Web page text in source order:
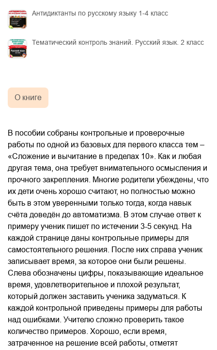
Антидиктанты по русскому языку 1-4 класс
Тематический контроль знаний. Русский язык. 2 класс
О книге
В пособии собраны контрольные и проверочные
работы по одной из базовых для первого класса тем –
«Сложение и вычитание в пределах 10». Как и любая
другая тема, она требует внимательного осмысления и
прочного закрепления. Многие родители убеждены, что
их дети очень хорошо считают, но полностью можно
быть в этом уверенными только тогда, когда навык
счёта доведён до автоматизма. В этом случае ответ к
примеру ученик пишет по истечении 3-5 секунд. На
каждой странице даны контрольные примеры для
самостоятельного решения. После них справа ученик
записывает время, за которое они были решены.
Слева обозначены цифры, показывающие идеальное
время, удовлетворительное и плохой результат,
который должен заставить ученика задуматься. К
каждой контрольной приведены примеры для работы
над ошибками. Учителю сложно проверить такое
количество примеров. Хорошо, если время,
затраченное на решение всей работы, отметят